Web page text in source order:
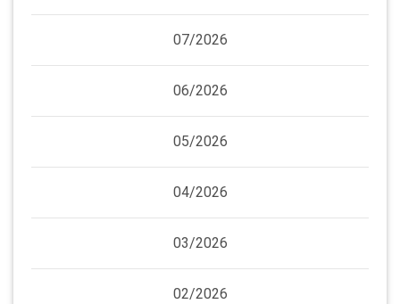
07/2026
06/2026
05/2026
04/2026
03/2026
02/2026